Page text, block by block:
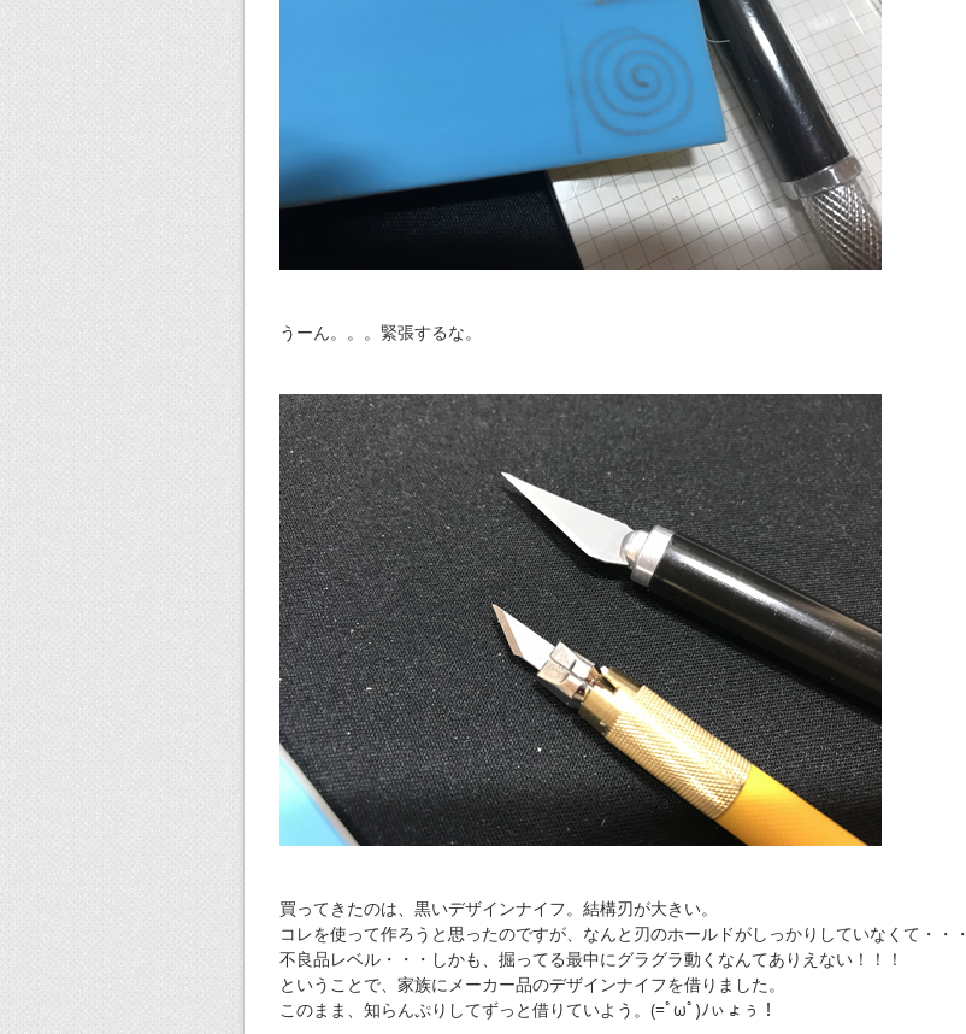
うーん。。。緊張するな。
買ってきたのは、黒いデザインナイフ。結構刃が大きい。
コレを使って作ろうと思ったのですが、なんと刃のホールドがしっかりしていなくて・・・
不良品レベル・・・しかも、掘ってる最中にグラグラ動くなんてありえない！！！
ということで、家族にメーカー品のデザインナイフを借りました。
このまま、知らんぷりしてずっと借りていよう。(=ﾟωﾟ)ﾉぃょぅ！